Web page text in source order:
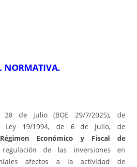
NORMATIVA.
de julio (BOE 29/7/2025), de
Ley 19/1994, de 6 de julio, de
Económico y Fiscal de
de las inversiones en
afectos a la actividad de